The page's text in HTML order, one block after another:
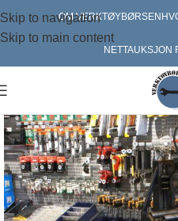
Skip to navigation
Skip to main content
OM VERKTØYBØRSEN
NETTAUKSJON